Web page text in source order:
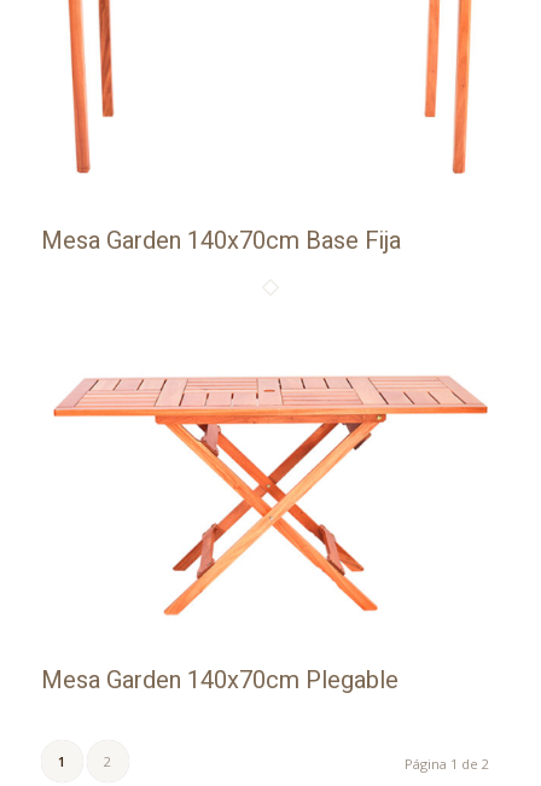
Mesa Garden 140x70cm Base Fija
Mesa Garden 140x70cm Plegable
Página 1 de 2
1 2